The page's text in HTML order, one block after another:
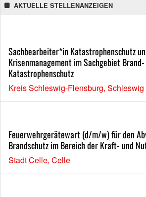
AKTUELLE STELLENANZEIGEN
Sachbearbeiter*in Katastrophenschutz
Krisenmanagement im Sachgebiet
Katastrophenschutz
Kreis Schleswig-Flensburg, Schleswig
Feuerwehrgerätewart (d/m/w) für den
Brandschutz im Bereich der Kraft- und
Stadt Celle, Celle